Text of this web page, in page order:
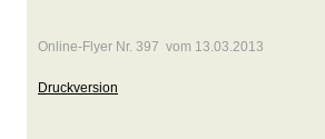
Online-Flyer Nr. 397 vom 13.03.2013
Druckversion